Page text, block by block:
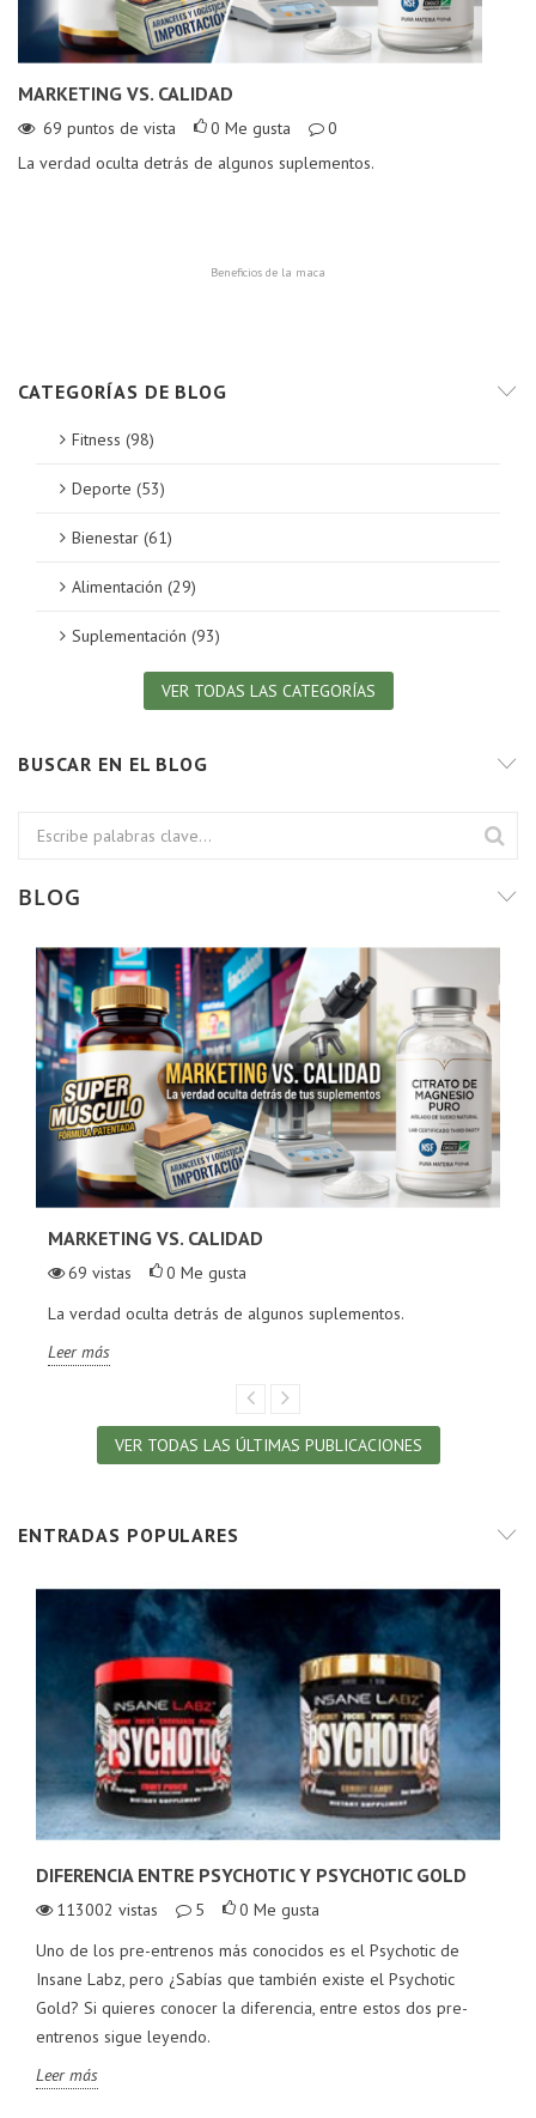
MARKETING VS. CALIDAD
69 puntos de vista 0 Me gusta
0
La verdad oculta detrás de algunos suplementos.
Beneficios de la maca
CATEGORÍAS DE BLOG
Fitness (98)
Deporte (53)
Bienestar (61)
Alimentación (29)
Suplementación (93)
VER TODAS LAS CATEGORÍAS
BUSCAR EN EL BLOG
BLOG
MARKETING VS. CALIDAD
69 vistas 0 Me gusta
La verdad oculta detrás de algunos suplementos.
Leer más
VER TODAS LAS ÚLTIMAS PUBLICACIONES
ENTRADAS POPULARES
DIFERENCIA ENTRE PSYCHOTIC Y PSYCHOTIC GOLD
113002 vistas 5 0 Me gusta
Uno de los pre-entrenos más conocidos es el Psychotic de
Insane Labz, pero ¿Sabías que también existe el Psychotic
Gold? Si quieres conocer la diferencia, entre estos dos pre-
entrenos sigue leyendo.
Leer más